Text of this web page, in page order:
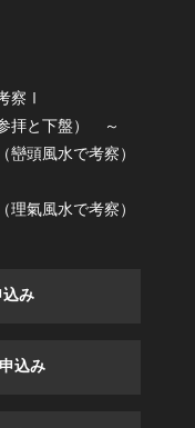
察Ⅰ
拝と下盤） ～
頭風水で考察）
氣風水で考察）
み
込み